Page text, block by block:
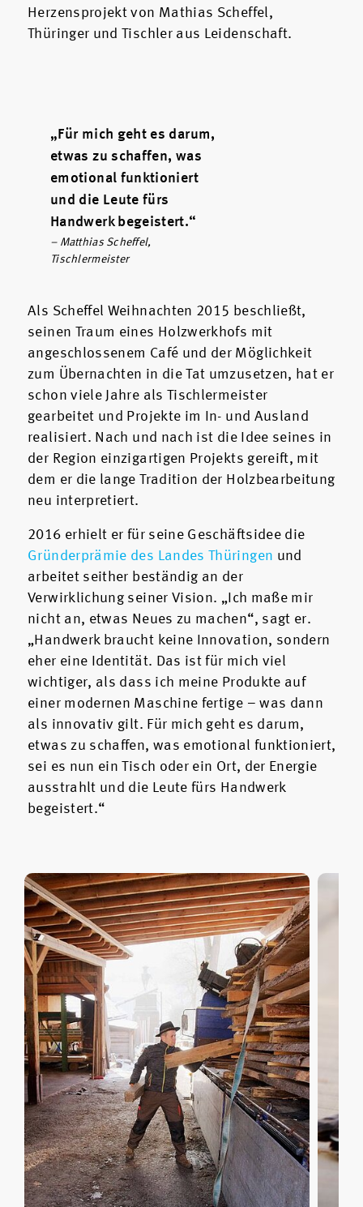
Herzensprojekt von Mathias Scheffel,
Thüringer und Tischler aus Leidenschaft.
„Für mich geht es darum,
etwas zu schaffen, was
emotional funktioniert
und die Leute fürs
Handwerk begeistert.“
– Matthias Scheffel,
Tischlermeister
Als Scheffel Weihnachten 2015 beschließt,
seinen Traum eines Holzwerkhofs mit
angeschlossenem Café und der Möglichkeit
zum Übernachten in die Tat umzusetzen, hat er
schon viele Jahre als Tischlermeister
gearbeitet und Projekte im In- und Ausland
realisiert. Nach und nach ist die Idee seines in
der Region einzigartigen Projekts gereift, mit
dem er die lange Tradition der Holzbearbeitung
neu interpretiert.
2016 erhielt er für seine Geschäftsidee die
Gründerprämie des Landes Thüringen und
arbeitet seither beständig an der
Verwirklichung seiner Vision. „Ich maße mir
nicht an, etwas Neues zu machen“, sagt er.
„Handwerk braucht keine Innovation, sondern
eher eine Identität. Das ist für mich viel
wichtiger, als dass ich meine Produkte auf
einer modernen Maschine fertige – was dann
als innovativ gilt. Für mich geht es darum,
etwas zu schaffen, was emotional funktioniert,
sei es nun ein Tisch oder ein Ort, der Energie
ausstrahlt und die Leute fürs Handwerk
begeistert.“